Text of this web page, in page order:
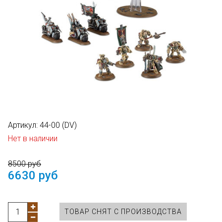
Артикул: 44-00 (DV)
Нет в наличии
8500 руб
6630 руб
ТОВАР СНЯТ С ПРОИЗВОДСТВА